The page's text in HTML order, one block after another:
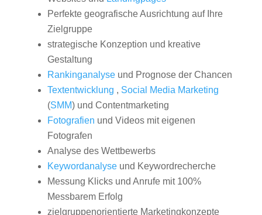
Perfekte geografische Ausrichtung auf Ihre
Zielgruppe
strategische Konzeption und kreative
Gestaltung
Rankinganalyseund Prognose der Chancen
Textentwicklung , Social Media Marketing
(SMM) und Contentmarketing
Fotografien und Videos mit eigenen
Fotografen
Analyse des Wettbewerbs
Keywordanalyseund Keywordrecherche
Messung Klicks und Anrufe mit 100%
Messbarem Erfolg
zielgruppenorientierte Marketingkonzepte